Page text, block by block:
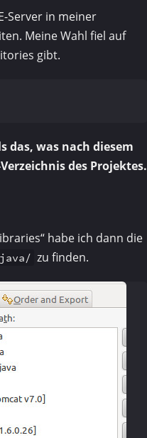
Server in meiner
Meine Wahl fiel auf
gibt.
das, was nach diesem
des Projektes.
habe ich dann die
zu finden.